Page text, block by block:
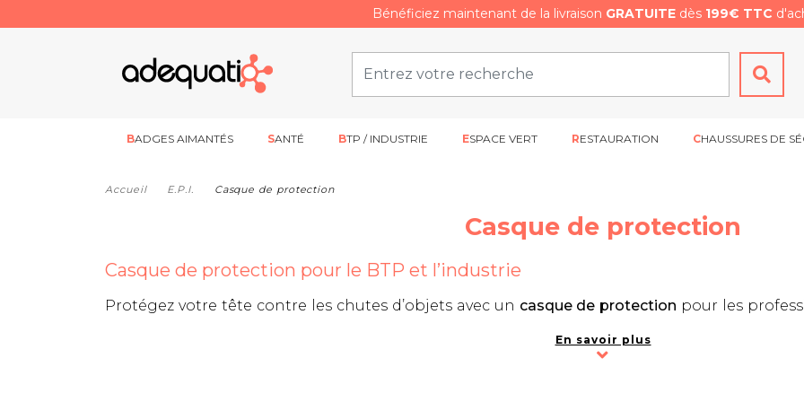
Bénéficiez maintenant de la livraison GRATUITE dès 199€ TTC
BADGES AIMANTÉS SANTÉ BTP / INDUSTRIE ESPACE VERT RESTAURATION CHAUSSURES DE
Accueil E.P.I. Casque de protection
Casque de protection
Casque de protection pour le BTP et l’industrie
Protégez votre tête contre les chutes d’objets avec un casque de protection pour les
est emblématique du secteur du BTP et il est primordial tant pour les
En savoir plus